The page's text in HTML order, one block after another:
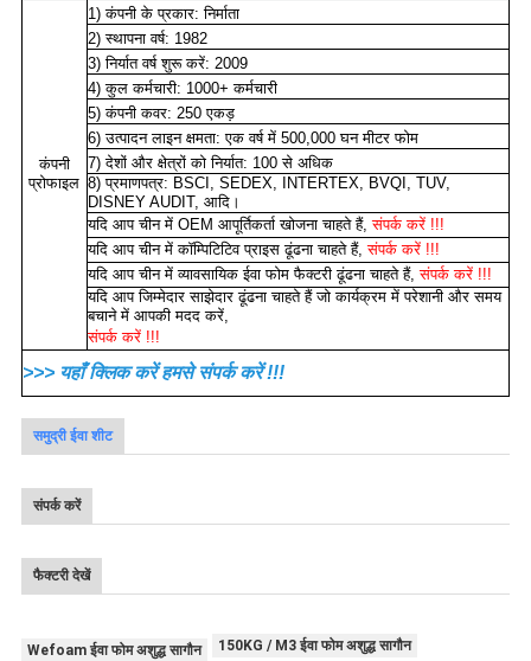
कंपनी
प्रोफाइल
1) कंपनी के प्रकार: निर्माता
2) स्थापना वर्ष: 1982
3) निर्यात वर्ष शुरू करें: 2009
4) कुल कर्मचारी: 1000+ कर्मचारी
5) कंपनी कवर: 250 एकड़
6) उत्पादन लाइन क्षमता: एक वर्ष में 500,000 घन मीटर फोम
7) देशों और क्षेत्रों को निर्यात: 100 से अधिक
8) प्रमाणपत्र: BSCI, SEDEX, INTERTEX, BVQI, TUV,
DISNEY AUDIT, आदि।
यदि आप चीन में OEM आपूर्तिकर्ता खोजना चाहते हैं,संपर्क करें !!!
यदि आप चीन में कॉम्पिटिटिव प्राइस ढूंढना चाहते हैं,संपर्क करें !!!
यदि आप चीन में व्यावसायिक ईवा फोम फैक्टरी ढूंढना चाहते हैं,संपर्क करें !!!
यदि आप जिम्मेदार साझेदार ढूंढना चाहते हैं जो कार्यक्रम में परेशानी और समय
बचाने में आपकी मदद करें,
संपर्क करें !!!
>>> यहाँ क्लिक करें हमसे संपर्क करें !!!
समुद्री ईवा शीट
संपर्क करें
फैक्टरी देखें
Wefoam ईवा फोम अशुद्ध सागौन
150KG / M3 ईवा फोम अशुद्ध सागौन